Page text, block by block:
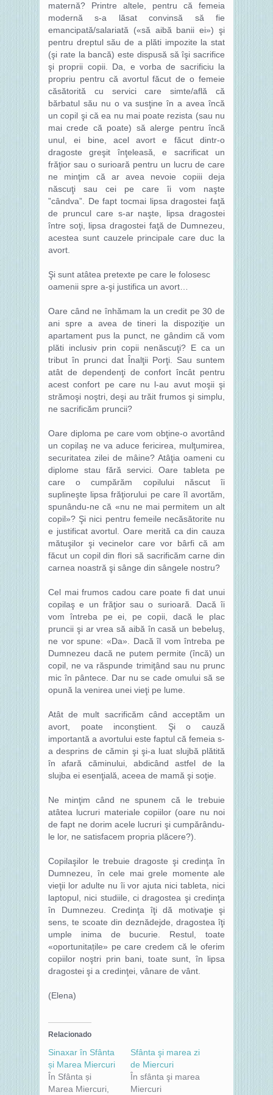
maternă? Printre altele, pentru că femeia
modernă s-a lăsat convinsă să fie
emancipată/salariată («să aibă banii ei») şi
pentru dreptul său de a plăti impozite la stat
(şi rate la bancă) este dispusă să îşi sacrifice
şi proprii copii. Da, e vorba de sacrificiu la
propriu pentru că avortul făcut de o femeie
căsătorită cu servici care simte/află că
bărbatul său nu o va susţine în a avea încă
un copil şi că ea nu mai poate rezista (sau nu
mai crede că poate) să alerge pentru încă
unul, ei bine, acel avort e făcut dintr-o
dragoste greşit înţeleasă, e sacrificat un
frăţior sau o surioară pentru un lucru de care
ne minţim că ar avea nevoie copiii deja
născuţi sau cei pe care îi vom naşte
”cândva”. De fapt tocmai lipsa dragostei faţă
de pruncul care s-ar naşte, lipsa dragostei
între soţi, lipsa dragostei faţă de Dumnezeu,
acestea sunt cauzele principale care duc la
avort.
Şi sunt atâtea pretexte pe care le folosesc
oamenii spre a-şi justifica un avort…
Oare când ne înhămam la un credit pe 30 de
ani spre a avea de tineri la dispoziţie un
apartament pus la punct, ne gândim că vom
plăti inclusiv prin copii nenăscuţi? E ca un
tribut în prunci dat Înalţii Porţi. Sau suntem
atât de dependenţi de confort încât pentru
acest confort pe care nu l-au avut moşii şi
strămoşi noştri, deşi au trăit frumos şi simplu,
ne sacrificăm pruncii?
Oare diploma pe care vom obţine-o avortând
un copilaş ne va aduce fericirea, mulţumirea,
securitatea zilei de mâine? Atâţia oameni cu
diplome stau fără servici. Oare tableta pe
care o cumpărăm copilului născut îi
suplineşte lipsa frăţiorului pe care îl avortăm,
spunându-ne că «nu ne mai permitem un alt
copil»? Şi nici pentru femeile necăsătorite nu
e justificat avortul. Oare merită ca din cauza
mătuşilor şi vecinelor care vor bârfi că am
făcut un copil din flori să sacrificăm carne din
carnea noastră şi sânge din sângele nostru?
Cel mai frumos cadou care poate fi dat unui
copilaş e un frăţior sau o surioară. Dacă îi
vom întreba pe ei, pe copii, dacă le plac
pruncii şi ar vrea să aibă în casă un bebeluş,
ne vor spune: «Da». Dacă îl vom întreba pe
Dumnezeu dacă ne putem permite (încă) un
copil, ne va răspunde trimiţând sau nu prunc
mic în pântece. Dar nu se cade omului să se
opună la venirea unei vieţi pe lume.
Atât de mult sacrificăm când acceptăm un
avort, poate inconştient. Şi o cauză
importantă a avortului este faptul că femeia s-
a desprins de cămin şi şi-a luat slujbă plătită
în afară căminului, abdicând astfel de la
slujba ei esenţială, aceea de mamă şi soţie.
Ne minţim când ne spunem că le trebuie
atâtea lucruri materiale copiilor (oare nu noi
de fapt ne dorim acele lucruri şi cumpărându-
le lor, ne satisfacem propria plăcere?).
Copilaşilor le trebuie dragoste şi credinţa în
Dumnezeu, în cele mai grele momente ale
vieţii lor adulte nu îi vor ajuta nici tableta, nici
laptopul, nici studiile, ci dragostea şi credinţa
în Dumnezeu. Credinţa îţi dă motivaţie şi
sens, te scoate din deznădejde, dragostea îţi
umple inima de bucurie. Restul, toate
«oportunitațile» pe care credem că le oferim
copiilor noştri prin bani, toate sunt, în lipsa
dragostei şi a credinţei, vânare de vânt.
(Elena)
Relacionado
Sinaxar în Sfânta
și Marea Miercuri
În Sfânta și
Marea Miercuri,
Sfânta şi marea zi
de Miercuri
În sfânta şi marea
Miercuri